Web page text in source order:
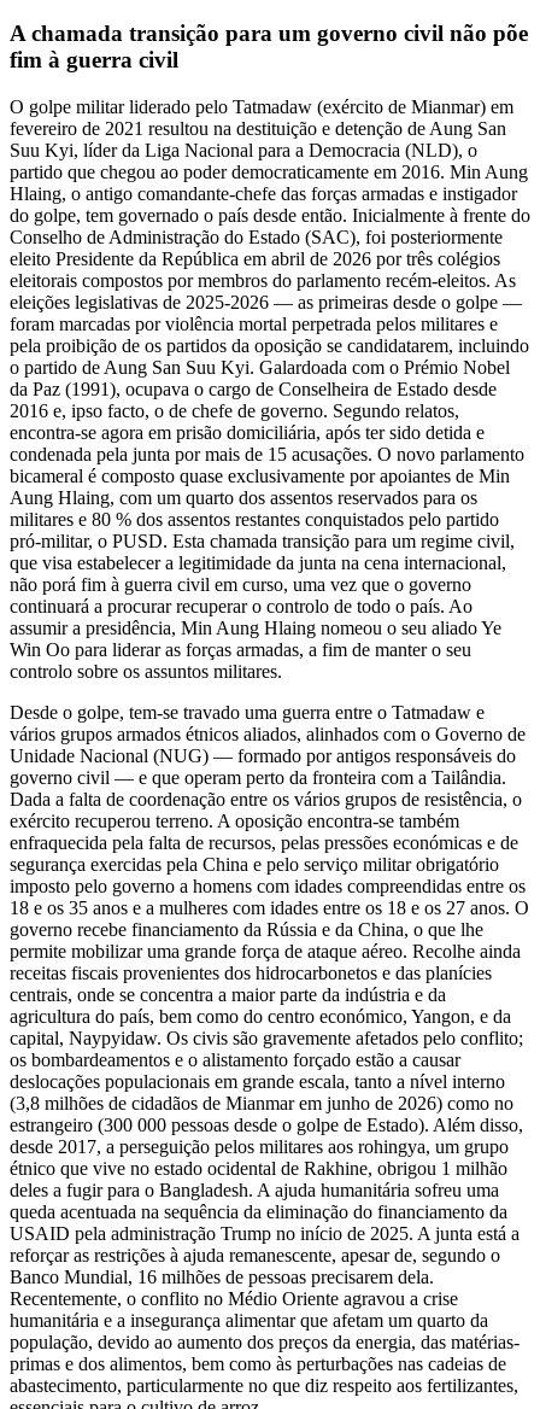
A chamada transição para um governo civil não põe
fim à guerra civil
O golpe militar liderado pelo Tatmadaw (exército de Mianmar) em
fevereiro de 2021 resultou na destituição e detenção de Aung San
Suu Kyi, líder da Liga Nacional para a Democracia (NLD), o
partido que chegou ao poder democraticamente em 2016. Min Aung
Hlaing, o antigo comandante-chefe das forças armadas e instigador
do golpe, tem governado o país desde então. Inicialmente à frente do
Conselho de Administração do Estado (SAC), foi posteriormente
eleito Presidente da República em abril de 2026 por três colégios
eleitorais compostos por membros do parlamento recém-eleitos. As
eleições legislativas de 2025-2026 — as primeiras desde o golpe —
foram marcadas por violência mortal perpetrada pelos militares e
pela proibição de os partidos da oposição se candidatarem, incluindo
o partido de Aung San Suu Kyi. Galardoada com o Prémio Nobel
da Paz (1991), ocupava o cargo de Conselheira de Estado desde
2016 e, ipso facto, o de chefe de governo. Segundo relatos,
encontra-se agora em prisão domiciliária, após ter sido detida e
condenada pela junta por mais de 15 acusações. O novo parlamento
bicameral é composto quase exclusivamente por apoiantes de Min
Aung Hlaing, com um quarto dos assentos reservados para os
militares e 80 % dos assentos restantes conquistados pelo partido
pró-militar, o PUSD. Esta chamada transição para um regime civil,
que visa estabelecer a legitimidade da junta na cena internacional,
não porá fim à guerra civil em curso, uma vez que o governo
continuará a procurar recuperar o controlo de todo o país. Ao
assumir a presidência, Min Aung Hlaing nomeou o seu aliado Ye
Win Oo para liderar as forças armadas, a fim de manter o seu
controlo sobre os assuntos militares.
Desde o golpe, tem-se travado uma guerra entre o Tatmadaw e
vários grupos armados étnicos aliados, alinhados com o Governo de
Unidade Nacional (NUG) — formado por antigos responsáveis do
governo civil — e que operam perto da fronteira com a Tailândia.
Dada a falta de coordenação entre os vários grupos de resistência, o
exército recuperou terreno. A oposição encontra-se também
enfraquecida pela falta de recursos, pelas pressões económicas e de
segurança exercidas pela China e pelo serviço militar obrigatório
imposto pelo governo a homens com idades compreendidas entre os
18 e os 35 anos e a mulheres com idades entre os 18 e os 27 anos. O
governo recebe financiamento da Rússia e da China, o que lhe
permite mobilizar uma grande força de ataque aéreo. Recolhe ainda
receitas fiscais provenientes dos hidrocarbonetos e das planícies
centrais, onde se concentra a maior parte da indústria e da
agricultura do país, bem como do centro económico, Yangon, e da
capital, Naypyidaw. Os civis são gravemente afetados pelo conflito;
os bombardeamentos e o alistamento forçado estão a causar
deslocações populacionais em grande escala, tanto a nível interno
(3,8 milhões de cidadãos de Mianmar em junho de 2026) como no
estrangeiro (300 000 pessoas desde o golpe de Estado). Além disso,
desde 2017, a perseguição pelos militares aos rohingya, um grupo
étnico que vive no estado ocidental de Rakhine, obrigou 1 milhão
deles a fugir para o Bangladesh. A ajuda humanitária sofreu uma
queda acentuada na sequência da eliminação do financiamento da
USAID pela administração Trump no início de 2025. A junta está a
reforçar as restrições à ajuda remanescente, apesar de, segundo o
Banco Mundial, 16 milhões de pessoas precisarem dela.
Recentemente, o conflito no Médio Oriente agravou a crise
humanitária e a insegurança alimentar que afetam um quarto da
população, devido ao aumento dos preços da energia, das matérias-
primas e dos alimentos, bem como às perturbações nas cadeias de
abastecimento, particularmente no que diz respeito aos fertilizantes,